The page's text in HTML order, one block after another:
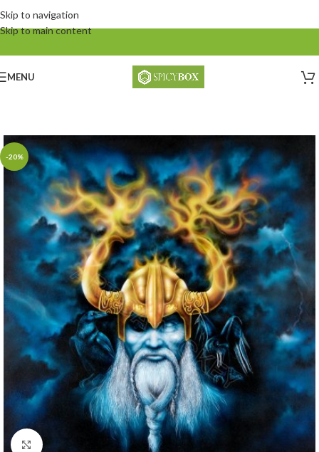
Skip to navigation
Skip to main content
MENU
-20%
Klik for at forstørre